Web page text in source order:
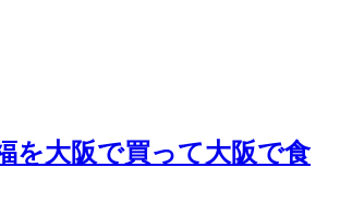
を大阪で買って大阪で食